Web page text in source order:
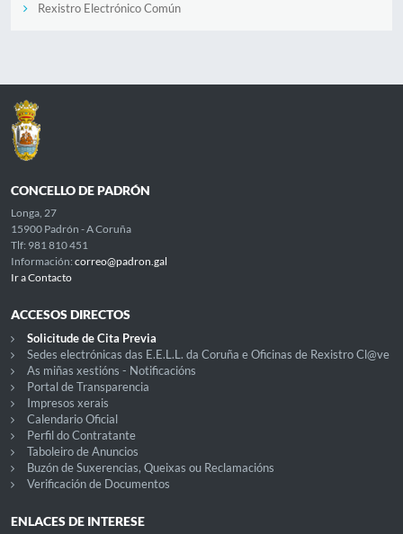
Rexistro Electrónico Común
CONCELLO DE PADRÓN
Longa, 27
15900 Padrón - A Coruña
Tlf: 981 810 451
Información: correo@padron.gal
Ir a Contacto
ACCESOS DIRECTOS
Solicitude de Cita Previa
Sedes electrónicas das E.E.L.L. da Coruña e Oficinas de Rexistro Cl@ve
As miñas xestións - Notificacións
Portal de Transparencia
Impresos xerais
Calendario Oficial
Perfil do Contratante
Taboleiro de Anuncios
Buzón de Suxerencias, Queixas ou Reclamacións
Verificación de Documentos
ENLACES DE INTERESE